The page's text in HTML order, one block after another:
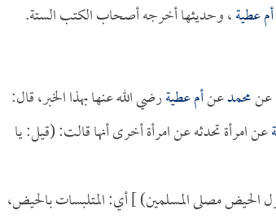
أم عطية، وحديثها أخرجه أصحاب الكتب الستة.
عنمحمدعنأم عطيةرضي الله عنها بهذا الخبر، قال:
عن امرأة تحدثه عن امرأة أخرى أنها قالت: (قيل: يا
الحيض مصلى المسلمين) ] أي: المتلبسات بالحيض،